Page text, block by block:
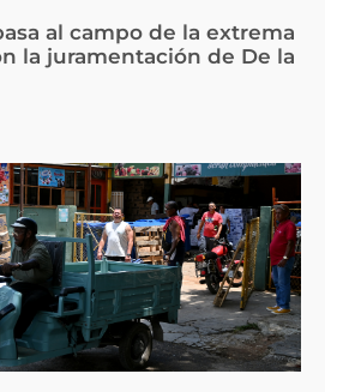
al campo de la extrema
la juramentación de De la